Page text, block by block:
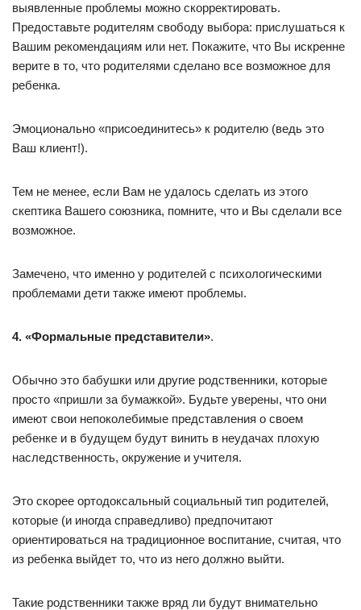
выявленные проблемы можно скорректировать.
Предоставьте родителям свободу выбора: прислушаться к
Вашим рекомендациям или нет. Покажите, что Вы искренне
верите в то, что родителями сделано все возможное для
ребенка.
Эмоционально «присоединитесь» к родителю (ведь это
Ваш клиент!).
Тем не менее, если Вам не удалось сделать из этого
скептика Вашего союзника, помните, что и Вы сделали все
возможное.
Замечено, что именно у родителей с психологическими
проблемами дети также имеют проблемы.
4. «Формальные представители».
Обычно это бабушки или другие родственники, которые
просто «пришли за бумажкой». Будьте уверены, что они
имеют свои непоколебимые представления о своем
ребенке и в будущем будут винить в неудачах плохую
наследственность, окружение и учителя.
Это скорее ортодоксальный социальный тип родителей,
которые (и иногда справедливо) предпочитают
ориентироваться на традиционное воспитание, считая, что
из ребенка выйдет то, что из него должно выйти.
Такие родственники также вряд ли будут внимательно